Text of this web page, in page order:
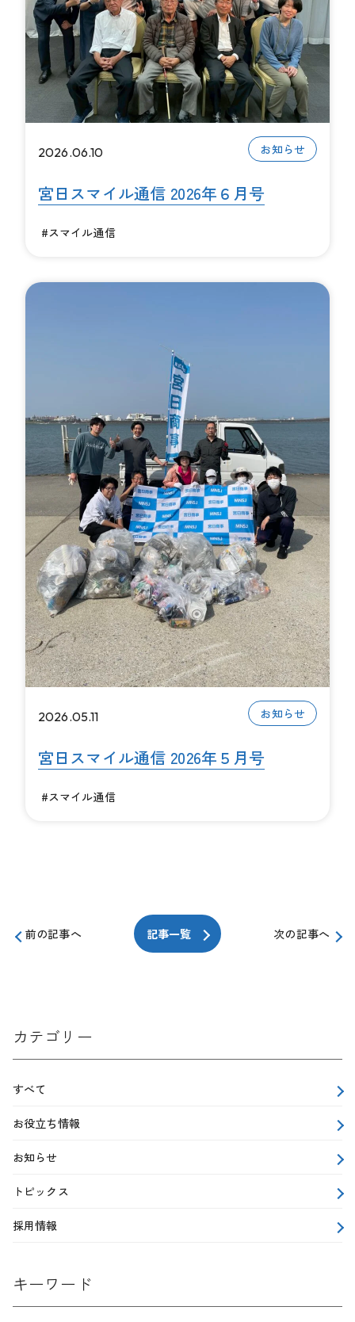
2026.06.10 お知らせ
宮日スマイル通信 2026年６月号
#スマイル通信
2026.05.11 お知らせ
宮日スマイル通信 2026年５月号
#スマイル通信
前の記事へ 記事一覧 次の記事へ
カテゴリー
すべて
お役立ち情報
お知らせ
トピックス
採用情報
キーワード